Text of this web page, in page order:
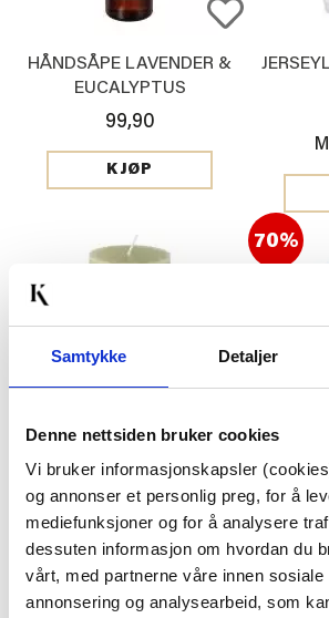
Samtykke Detaljer
Denne nettsiden bruker cookies
Vi bruker informasjonskapsler
og annonser et personlig preg, for å
mediefunksjoner og for å analysere
dessuten informasjon om hvordan du
vårt, med partnerne våre innen sosiale
annonsering og analysearbeid, som
HÅNDSÅPE LAVENDER &
EUCALYPTUS
99,90
KJØP
OLIVEN
69,90
KJØP
70%